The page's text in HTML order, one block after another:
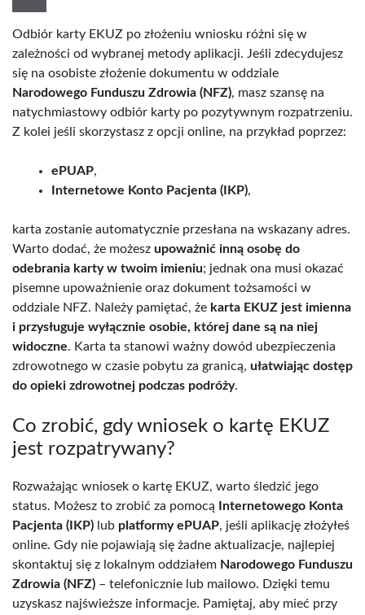
Odbiór karty EKUZ po złożeniu wniosku różni się w
zależności od wybranej metody aplikacji. Jeśli zdecydujesz
się na osobiste złożenie dokumentu w oddziale
Narodowego Funduszu Zdrowia (NFZ), masz szansę na
natychmiastowy odbiór karty po pozytywnym rozpatrzeniu.
Z kolei jeśli skorzystasz z opcji online, na przykład poprzez:
ePUAP,
Internetowe Konto Pacjenta (IKP),
karta zostanie automatycznie przesłana na wskazany adres.
Warto dodać, że możesz upoważnić inną osobę do
odebrania karty w twoim imieniu; jednak ona musi okazać
pisemne upoważnienie oraz dokument tożsamości w
oddziale NFZ. Należy pamiętać, że karta EKUZ jest imienna
i przysługuje wyłącznie osobie, której dane są na niej
widoczne. Karta ta stanowi ważny dowód ubezpieczenia
zdrowotnego w czasie pobytu za granicą, ułatwiając dostęp
do opieki zdrowotnej podczas podróży.
Co zrobić, gdy wniosek o kartę EKUZ
jest rozpatrywany?
Rozważając wniosek o kartę EKUZ, warto śledzić jego
status. Możesz to zrobić za pomocą
Internetowego Konta
Pacjenta (IKP) lub platformy ePUAP, jeśli aplikację złożyłeś
online. Gdy nie pojawiają się żadne aktualizacje, najlepiej
skontaktuj się z lokalnym oddziałem Narodowego Funduszu
Zdrowia (NFZ) – telefonicznie lub mailowo. Dzięki temu
uzyskasz najświeższe informacje. Pamiętaj, aby mieć przy